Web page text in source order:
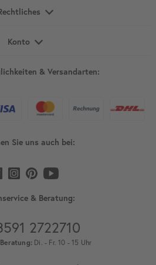
Konto
& Versandarten:
Sie uns auch bei:
& Beratung:
2722710
Di. - Fr. 10 - 15 Uhr